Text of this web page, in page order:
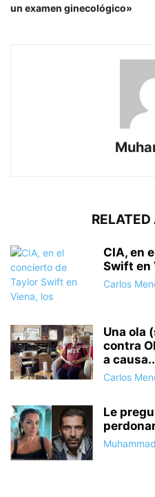
un examen ginecológico»
CIA, en
Swift en
Carlos
Una ola
contra
a
Carlos
Le
Muhammad